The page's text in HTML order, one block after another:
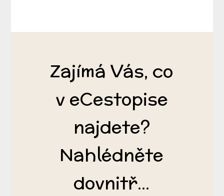
Zajímá Vás, co
v eCestopise
najdete?
Nahlédněte
dovnitř...